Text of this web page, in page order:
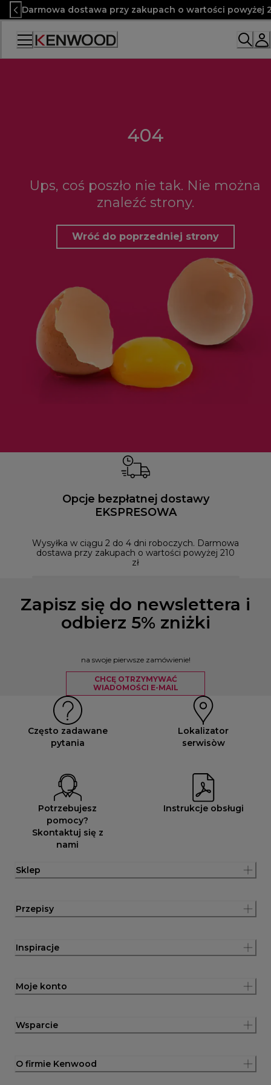
Skip
to
Content
Darmowa dostawa przy zakupach o wartości powyżej
404
Ups, coś poszło nie tak. Nie można
znaleźć strony.
Wróć do poprzedniej strony
Opcje bezpłatnej dostawy
EKSPRESOWA
Wysyłka w ciągu 2 do 4 dni roboczych. Darmowa
dostawa przy zakupach o wartości powyżej 210
zł
Zapisz się do newslettera i
odbierz 5% zniżki
na swoje pierwsze zamówienie!
CHCĘ OTRZYMYWAĆ
WIADOMOŚCI E-MAIL
Często zadawane
pytania
Lokalizator
serwisòw
Potrzebujesz
pomocy?
Skontaktuj się z
nami
Instrukcje obsługi
Sklep
Przepisy
Inspiracje
Moje konto
Wsparcie
O firmie Kenwood